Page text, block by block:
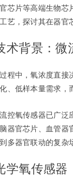
芯片等高端生物
艺，探讨其在器官
背景：微
程中，氧浓度直
、低样本量需求
控氧传感器已广
器官芯片、血管器
多器官联动的复杂
氧传感器